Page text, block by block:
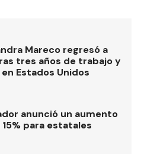
Mareco regresó a
tres años de trabajo y
Estados Unidos
anunció un aumento
para estatales